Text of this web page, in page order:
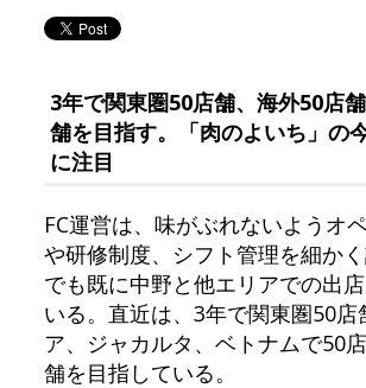
3年で関東圏50店舗、海外50店
舗を目指す。「肉のよいち」の
に注目
FC運営は、味がぶれないようオ
や研修制度、シフト管理を細か
でも既に中野と他エリアでの出
いる。直近は、3年で関東圏50店
ア、ジャカルタ、ベトナムで50
舗を目指している。